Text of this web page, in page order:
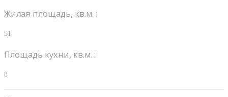
Жилая площадь, кв.м. :
51
Площадь кухни, кв.м. :
8